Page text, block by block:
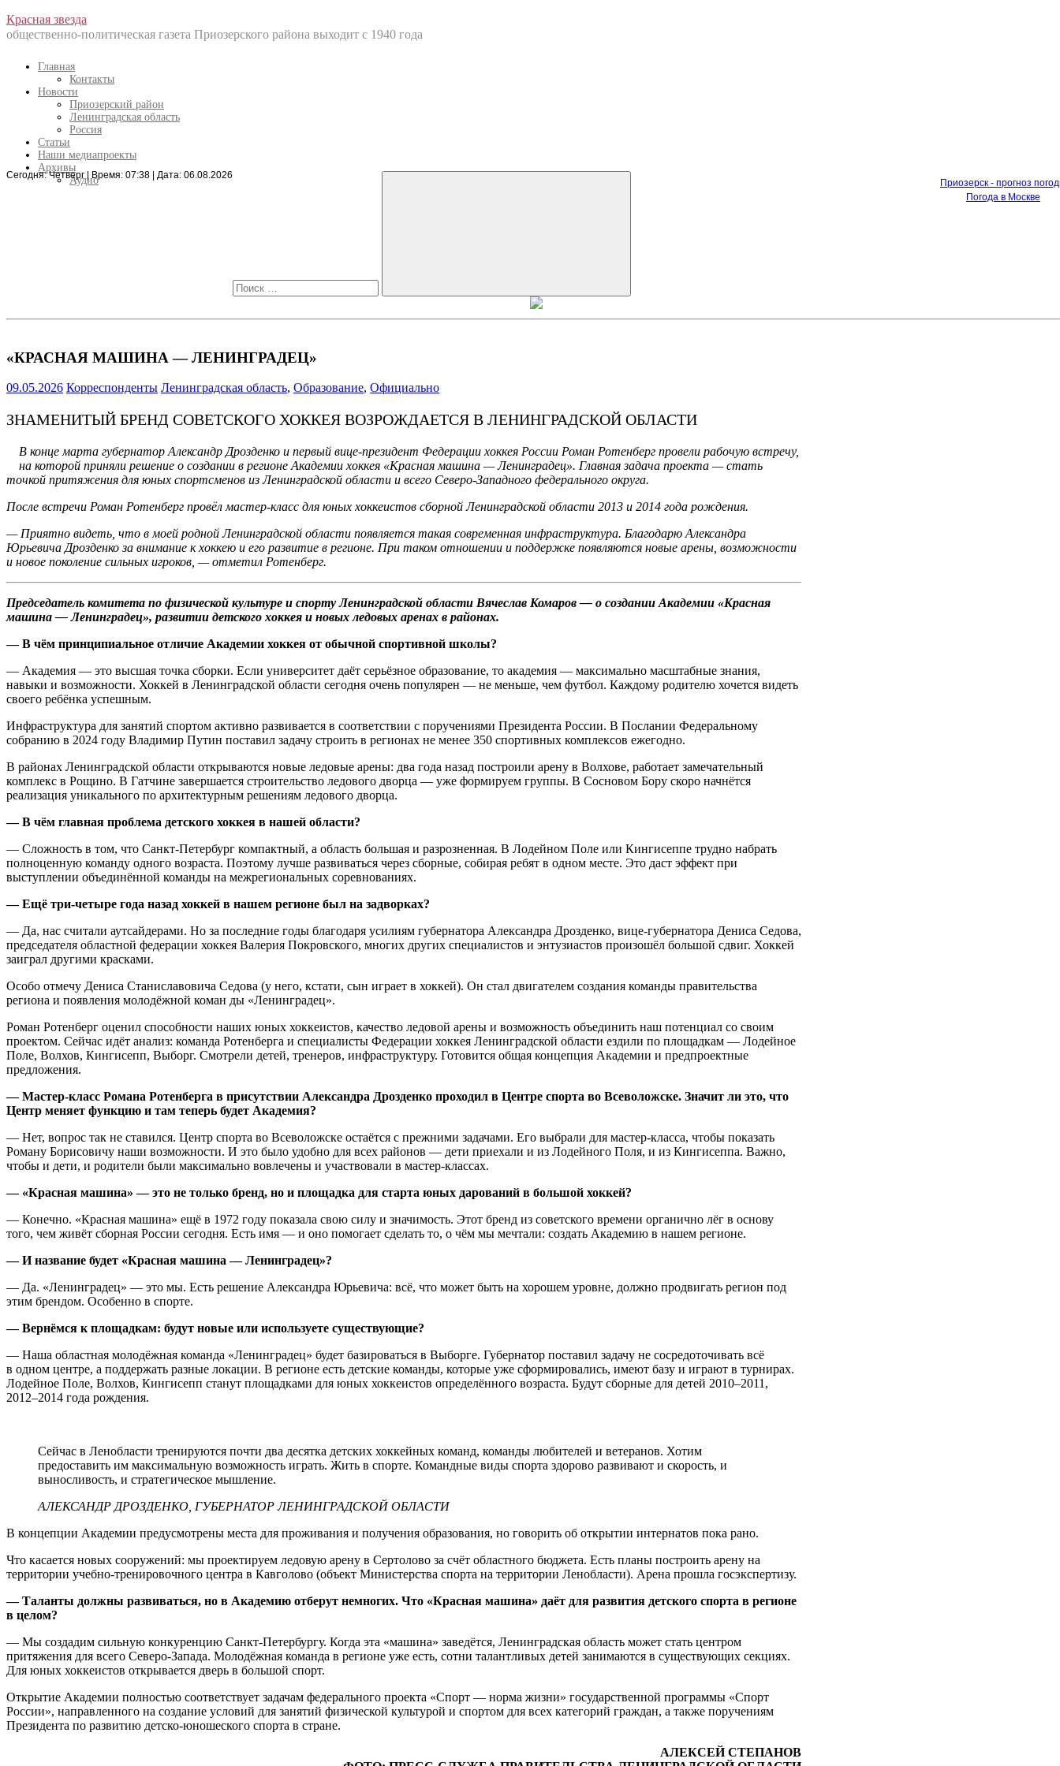
Перейти
к
Красная звезда
общественно-политическая газета Приозерского района выходит с 1940 года
Главная
Контакты
Новости
Приозерский район
Ленинградская область
Россия
Статьи
Наши медиапроекты
Архивы
Аудио
Сегодня: Четверг | Время: 07:38 | Дата: 06.08.2026
Приозерск - прогноз
Погода в Москве
Искать
«КРАСНАЯ МАШИНА — ЛЕНИНГРАДЕЦ»
09.05.2026 Корреспонденты Ленинградская область, Образование, Официально
ЗНАМЕНИТЫЙ БРЕНД СОВЕТСКОГО ХОККЕЯ ВОЗРОЖДАЕТСЯ В ЛЕНИНГРАДСКОЙ ОБЛАСТИ
В конце марта губернатор Александр Дрозденко и первый вице-президент Федерации хоккея России Роман Ротенберг провели рабочую встречу,
на которой приняли решение о создании в регионе Академии хоккея «Красная машина — Ленинградец». Главная задача проекта — стать
точкой притяжения для юных спортсменов из Ленинградской области и всего Северо-Западного федерального округа.
После встречи Роман Ротенберг провёл мастер-класс для юных хоккеистов сборной Ленинградской области 2013 и 2014 года рождения.
— Приятно видеть, что в моей родной Ленинградской области появляется такая современная инфраструктура. Благодарю Александра
Юрьевича Дрозденко за внимание к хоккею и его развитие в регионе. При таком отношении и поддержке появляются новые арены, возможности
и новое поколение сильных игроков, — отметил Ротенберг.
Председатель комитета по физической культуре и спорту Ленинградской области Вячеслав Комаров — о создании Академии «Красная
машина — Ленинградец», развитии детского хоккея и новых ледовых аренах в районах.
— В чём принципиальное отличие Академии хоккея от обычной спортивной школы?
— Академия — это высшая точка сборки. Если университет даёт серьёзное образование, то академия — максимально масштабные знания,
навыки и возможности. Хоккей в Ленинградской области сегодня очень популярен — не меньше, чем футбол. Каждому родителю хочется видеть
своего ребёнка успешным.
Инфраструктура для занятий спортом активно развивается в соответствии с поручениями Президента России. В Послании Федеральному
собранию в 2024 году Владимир Путин поставил задачу строить в регионах не менее 350 спортивных комплексов ежегодно.
В районах Ленинградской области открываются новые ледовые арены: два года назад построили арену в Волхове, работает замечательный
комплекс в Рощино. В Гатчине завершается строительство ледового дворца — уже формируем группы. В Сосновом Бору скоро начнётся
реализация уникального по архитектурным решениям ледового дворца.
— В чём главная проблема детского хоккея в нашей области?
— Сложность в том, что Санкт-Петербург компактный, а область большая и разрозненная. В Лодейном Поле или Кингисеппе трудно набрать
полноценную команду одного возраста. Поэтому лучше развиваться через сборные, собирая ребят в одном месте. Это даст эффект при
выступлении объединённой команды на межрегиональных соревнованиях.
— Ещё три-четыре года назад хоккей в нашем регионе был на задворках?
— Да, нас считали аутсайдерами. Но за последние годы благодаря усилиям губернатора Александра Дрозденко, вице-губернатора Дениса Седова,
председателя областной федерации хоккея Валерия Покровского, многих других специалистов и энтузиастов произошёл большой сдвиг. Хоккей
заиграл другими красками.
Особо отмечу Дениса Станиславовича Седова (у него, кстати, сын играет в хоккей). Он стал двигателем создания команды правительства
региона и появления молодёжной коман ды «Ленинградец».
Роман Ротенберг оценил способности наших юных хоккеистов, качество ледовой арены и возможность объединить наш потенциал со своим
проектом. Сейчас идёт анализ: команда Ротенберга и специалисты Федерации хоккея Ленинградской области ездили по площадкам — Лодейное
Поле, Волхов, Кингисепп, Выборг. Смотрели детей, тренеров, инфраструктуру. Готовится общая концепция Академии и предпроектные
предложения.
— Мастер-класс Романа Ротенберга в присутствии Александра Дрозденко проходил в Центре спорта во Всеволожске. Значит ли это, что
Центр меняет функцию и там теперь будет Академия?
— Нет, вопрос так не ставился. Центр спорта во Всеволожске остаётся с прежними задачами. Его выбрали для мастер-класса, чтобы показать
Роману Борисовичу наши возможности. И это было удобно для всех районов — дети приехали и из Лодейного Поля, и из Кингисеппа. Важно,
чтобы и дети, и родители были максимально вовлечены и участвовали в мастер-классах.
— «Красная машина» — это не только бренд, но и площадка для старта юных дарований в большой хоккей?
— Конечно. «Красная машина» ещё в 1972 году показала свою силу и значимость. Этот бренд из советского времени органично лёг в основу
того, чем живёт сборная России сегодня. Есть имя — и оно помогает сделать то, о чём мы мечтали: создать Академию в нашем регионе.
— И название будет «Красная машина — Ленинградец»?
— Да. «Ленинградец» — это мы. Есть решение Александра Юрьевича: всё, что может быть на хорошем уровне, должно продвигать регион под
этим брендом. Особенно в спорте.
— Вернёмся к площадкам: будут новые или используете существующие?
— Наша областная молодёжная команда «Ленинградец» будет базироваться в Выборге. Губернатор поставил задачу не сосредоточивать всё
в одном центре, а поддержать разные локации. В регионе есть детские команды, которые уже сформировались, имеют базу и играют в турнирах.
Лодейное Поле, Волхов, Кингисепп станут площадками для юных хоккеистов определённого возраста. Будут сборные для детей 2010–2011,
2012–2014 года рождения.
Сейчас в Ленобласти тренируются почти два десятка детских хоккейных команд, команды любителей и ветеранов. Хотим
предоставить им максимальную возможность играть. Жить в спорте. Командные виды спорта здорово развивают и скорость, и
выносливость, и стратегическое мышление.
АЛЕКСАНДР ДРОЗДЕНКО, ГУБЕРНАТОР ЛЕНИНГРАДСКОЙ ОБЛАСТИ
В концепции Академии предусмотрены места для проживания и получения образования, но говорить об открытии интернатов пока рано.
Что касается новых сооружений: мы проектируем ледовую арену в Сертолово за счёт областного бюджета. Есть планы построить арену на
территории учебно-тренировочного центра в Кавголово (объект Министерства спорта на территории Ленобласти). Арена прошла госэкспертизу.
— Таланты должны развиваться, но в Академию отберут немногих. Что «Красная машина» даёт для развития детского спорта в регионе
в целом?
— Мы создадим сильную конкуренцию Санкт-Петербургу. Когда эта «машина» заведётся, Ленинградская область может стать центром
притяжения для всего Северо-Запада. Молодёжная команда в регионе уже есть, сотни талантливых детей занимаются в существующих секциях.
Для юных хоккеистов открывается дверь в большой спорт.
Открытие Академии полностью соответствует задачам федерального проекта «Спорт — норма жизни» государственной программы «Спорт
России», направленного на создание условий для занятий физической культурой и спортом для всех категорий граждан, а также поручениям
Президента по развитию детско-юношеского спорта в стране.
АЛЕКСЕЙ СТЕПАНОВ